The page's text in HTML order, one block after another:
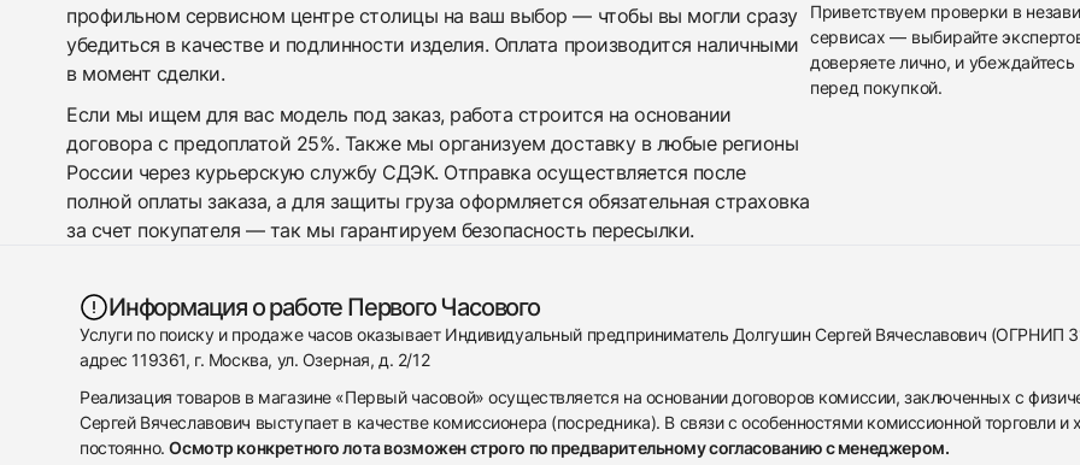
профильном сервисном центре столицы на ваш выбор — чтобы вы могли сразу
убедиться в качестве и подлинности изделия. Оплата производится наличными
в момент сделки.
Если мы ищем для вас модель под заказ, работа строится на основании
договора с предоплатой 25%. Также мы организуем доставку в любые регионы
России через курьерскую службу СДЭК. Отправка осуществляется после
полной оплаты заказа, а для защиты груза оформляется обязательная страховка
за счет покупателя — так мы гарантируем безопасность пересылки.
Приветствуем проверки в
сервисах — выбирайте
доверяете лично, и убеждайтесь
перед покупкой.
Информация о работе Первого Часового
Услуги по поиску и продаже часов оказывает Индивидуальный предприниматель Долгушин Сергей Вячеславович
адрес 119361, г. Москва, ул. Озерная, д. 2/12
Реализация товаров в магазине «Первый часовой» осуществляется на основании договоров комиссии, заключенных с
Сергей Вячеславович выступает в качестве комиссионера (посредника). В связи с особенностями комиссионной торговли
постоянно.Осмотр конкретного лота возможен строго по предварительному согласованию с менеджером.